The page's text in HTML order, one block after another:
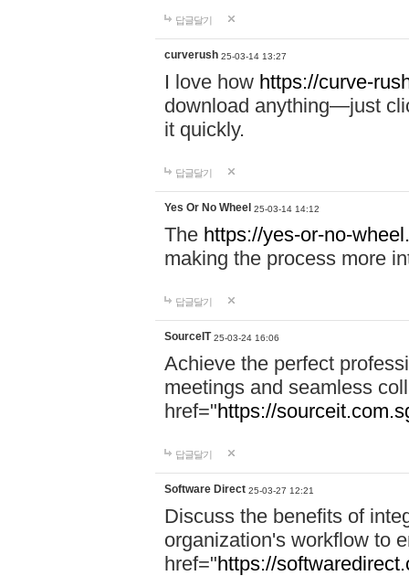
답글달기
curverush 25-03-14 13:27
I love how https://curve-
download anything—just
it quickly.
답글달기
Yes Or No Wheel 25-03-14 14:12
The https://yes-or-no-
making the process more
답글달기
SourceIT 25-03-24 16:06
Achieve the perfect
meetings and seamless
href="https://
답글달기
Software Direct 25-03-27 12:21
Discuss the benefits of
organization's workflow to
href="https://